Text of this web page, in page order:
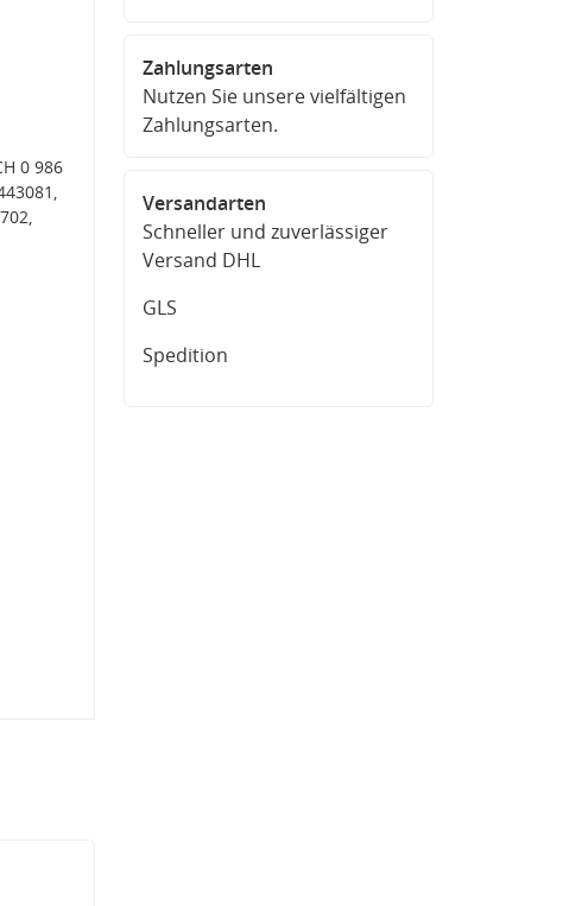
0 986
Zahlungsarten
Nutzen Sie unsere vielfältigen
Zahlungsarten.
Versandarten
Schneller und zuverlässiger
Versand DHL
GLS
Spedition